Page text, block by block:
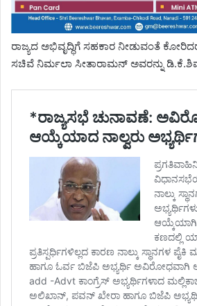
ರಾಜ್ಯದ ಅಭಿವೃದ್ಧಿಗೆ ಸಹಕಾರ ನೀಡುವಂತೆ
ಸಚಿವೆ ನಿರ್ಮಲಾ ಸೀತಾರಾಮನ್ ಅವರನ್ನು